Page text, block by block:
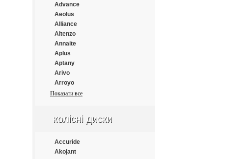
Austone
Autogrip
Barum
Benton
Bestrich
BFGoodrich
Blacklion
Bontyre
Boto
Bridgestone
Changfeng
Compasal
Constancy
Advance
Aeolus
Alliance
Altenzo
Annaite
Aplus
Aptany
Arivo
Arroyo
Atlander
Austone
Bars
Barum
Показати все
колісні диски
Accuride
Akojant